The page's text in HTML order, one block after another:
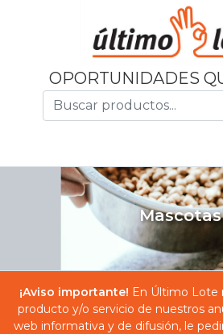
OPORTUNIDADES
Mascotas
¡Aviso importante! En Último Lote
producto y/o servicio de nuestros
web informativa y de difusión, le